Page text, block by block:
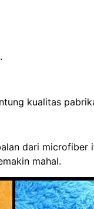
kualitas
dari microfiber
mahal.